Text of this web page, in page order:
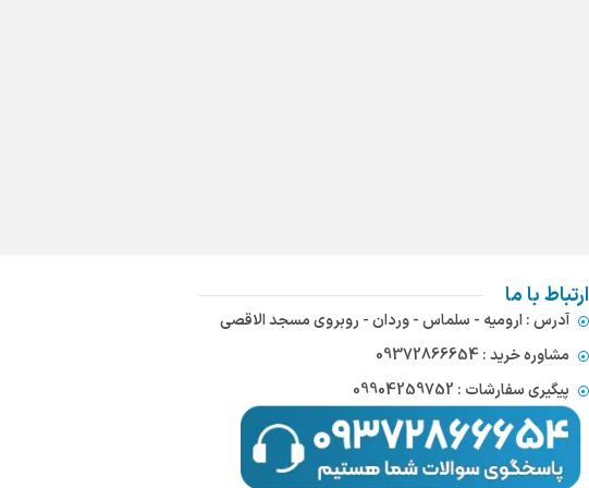
ارتباط با ما
آدرس : ارومیه - سلماس - وردان - روبروی مسجد الاقصی
مشاوره خرید : 09372866654
پیگیری سفارشات : 09904259752